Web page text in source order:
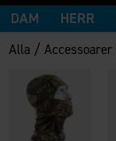
DAM HERR
Alla /Accessoarer